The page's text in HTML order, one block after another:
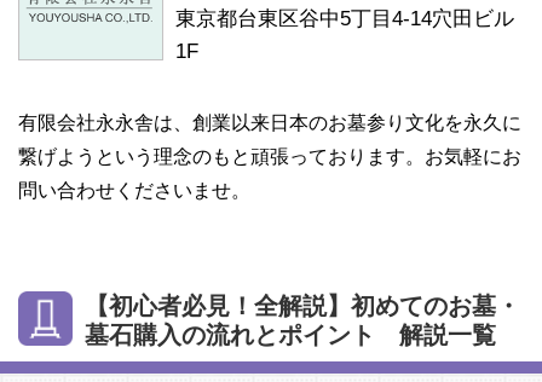
東京都台東区谷中5丁目4-14穴田ビル
1F
有限会社永永舎は、創業以来日本のお墓参り文化を永久に
繋げようという理念のもと頑張っております。お気軽にお
問い合わせくださいませ。
【初心者必見！全解説】初めてのお墓・
墓石購入の流れとポイント 解説一覧